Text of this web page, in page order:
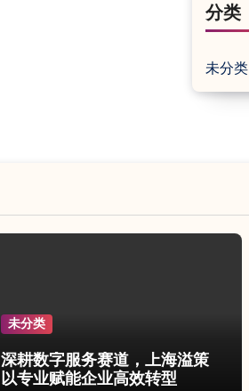
分类
未分类
未分类
深耕数字服务赛道，上海溢策
以专业赋能企业高效转型